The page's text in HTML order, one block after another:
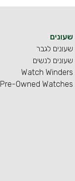
שעונים
שעונים לגבר
שעונים לנשים
Watch Winders
Pre-Owned Watches